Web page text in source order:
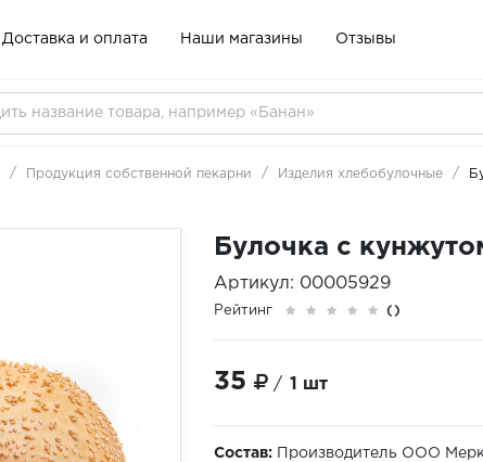
Доставка и оплата Наши магазины Отзывы
Продукция собственной пекарни Изделия хлебобулочные
Булочка с
Артикул: 00005929
Рейтинг ()
35 / 1 шт
Состав:
Производитель ООО